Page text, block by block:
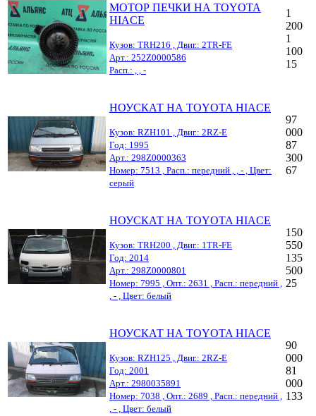
МОТОР ПЕЧКИ НА TOYOTA
HIACE
Кузов: TRH216 , Двиг.: 2TR-FE
Арт.: 252Z0000586
Расп.: , , -
1
200
1
100
15
НОУСКАТ НА TOYOTA HIACE
Кузов: RZH101 , Двиг.: 2RZ-E
Год: 1995
Арт.: 298Z0000363
Номер: 7513 , Расп.: передний , , - , Цвет:
серый
97
000
87
300
67
НОУСКАТ НА TOYOTA HIACE
Кузов: TRH200 , Двиг.: 1TR-FE
Год: 2014
Арт.: 298Z0000801
Номер: 7995 , Опт.: 2631 , Расп.: передний ,
, - , Цвет: белый
150
550
135
500
25
НОУСКАТ НА TOYOTA HIACE
Кузов: RZH125 , Двиг.: 2RZ-E
Год: 2001
Арт.: 2980035891
Номер: 7038 , Опт.: 2689 , Расп.: передний ,
, - , Цвет: белый
90
000
81
000
133